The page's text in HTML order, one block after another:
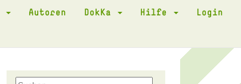
Autoren DokKa Hilfe Login